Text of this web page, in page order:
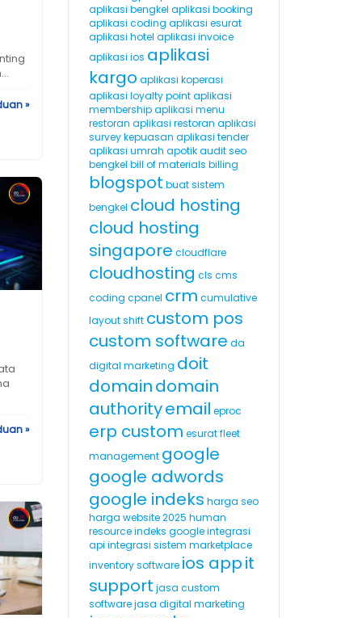
»
»
aplikasi bengkel aplikasi booking
aplikasi coding aplikasi esurat
aplikasi hotel aplikasi invoice
aplikasi ios aplikasi
kargo aplikasi koperasi
aplikasi loyalty point aplikasi
membership aplikasi menu
restoran aplikasi restoran aplikasi
survey kepuasan aplikasi tender
aplikasi umrah apotik audit seo
bengkel bill of materials billing
blogspot buat sistem
bengkel cloud hosting
cloud hosting
singapore cloudflare
cloudhosting cls cms
coding cpanel crm cumulative
layout shift custom pos
custom software da
digital marketing doit
domaindomain
authorityemail eproc
erp custom esurat fleet
management google
google adwords
google indeks harga seo
harga website 2025 human
resource indeks google integrasi
api integrasi sistem marketplace
inventory software ios appit
support jasa custom
software jasa digital marketing